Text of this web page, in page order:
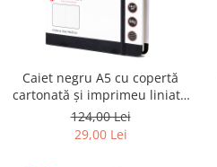
Caiet negru A5 cu copertă
cartonată și imprimeu liniat -
Peterson PTR-PTN NOT-6-LN-
52-9034
124,00 Lei
29,00 Lei